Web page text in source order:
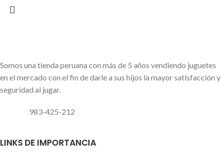
Somos una tienda peruana con más de 5 años vendiendo juguetes
en el mercado con el fin de darle a sus hijos la mayor satisfacción y
seguridad al jugar.
983-425-212
LINKS DE IMPORTANCIA